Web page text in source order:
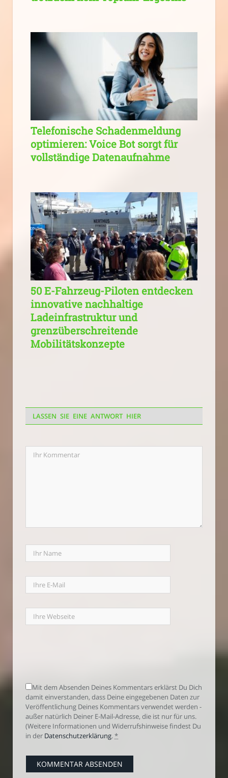
Telefonische Schadenmeldung
optimieren: Voice Bot sorgt für
vollständige Datenaufnahme
50 E-Fahrzeug-Piloten entdecken
innovative nachhaltige
Ladeinfrastruktur und
grenzüberschreitende
Mobilitätskonzepte
LASSEN SIE EINE ANTWORT HIER
Mit dem Absenden Deines Kommentars erklärst Du Dich
damit einverstanden, dass Deine eingegebenen Daten zur
Veröffentlichung Deines Kommentars verwendet werden -
außer natürlich Deiner E-Mail-Adresse, die ist nur für uns.
(Weitere Informationen und Widerrufshinweise findest Du
in der Datenschutzerklärung.*